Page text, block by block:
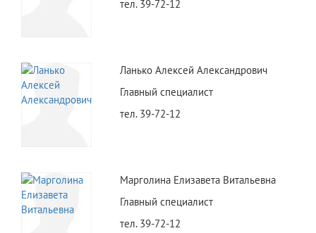
тел. 39-72-12
Ланько Алексей Александрович
Главный специалист
тел. 39-72-12
Марголина Елизавета Витальевна
Главный специалист
тел. 39-72-12